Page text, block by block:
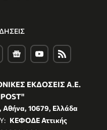
ΕΚΔΟΣΕΙΣ Α.Ε.
Αθήνα, 10679, Ελλάδα
ΚΕΦΟΔΕ Αττικής